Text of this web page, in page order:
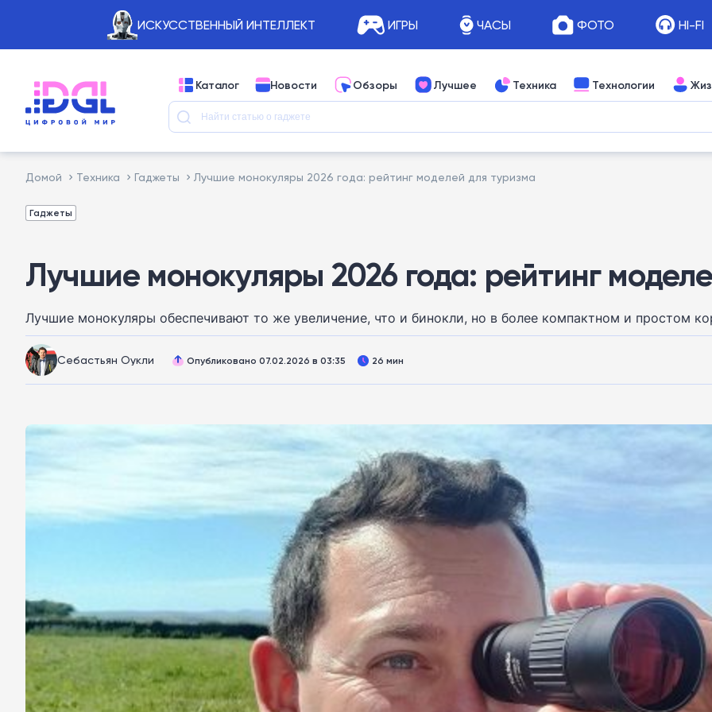
ИСКУССТВЕННЫЙ ИНТЕЛЛЕКТ ИГРЫ ЧАСЫ ФОТО HI-FI
Каталог Новости Обзоры Лучшее Техника Технологии
Домой Техника Гаджеты Лучшие монокуляры 2026 года: рейтинг моделей для туризма
Гаджеты
Лучшие монокуляры 2026 года: рейтинг
Лучшие монокуляры обеспечивают то же увеличение, что и бинокли, но в более компактном и простом
Себастьян Оукли Опубликовано 07.02.2026 в 03:35 26 мин